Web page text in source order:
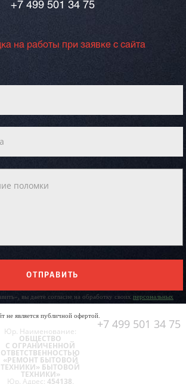
+7 499 501 34 75
на работы при заявке с сайта
ОТПРАВИТЬ
вы даете согласие на обработку своих персональных
не является публичной офертой.
+7 499 501 34 75
Юр. Наименование:
ОБЩЕСТВО
С ОГРАНИЧЕННОЙ
ОТВЕТСТВЕННОСТЬЮ
«РЕМОНТ БЫТОВОЙ
ТЕХНИКИ» БЫТОВОЙ
ТЕХНИКИ»
Юр. Адрес: 454138,